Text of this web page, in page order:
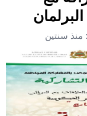
منذ سنتين